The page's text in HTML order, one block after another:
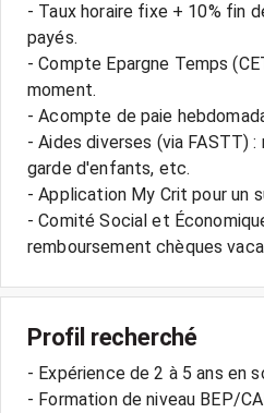
- Taux horaire fixe + 10% fin
payés.
- Compte Epargne Temps
moment.
- Acompte de paie
- Aides diverses (via FASTT)
garde d'enfants, etc.
- Application My Crit pour un
- Comité Social et
Profil recherché
- Expérience de 2 à 5 ans en
- Formation de niveau BEP/